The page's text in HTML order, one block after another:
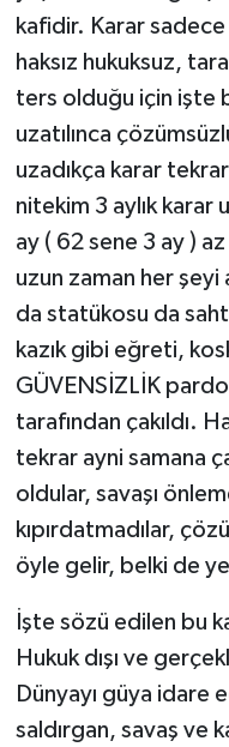
kafidir. Karar sadece
haksız hukuksuz,
ters olduğu için işte
uzatılınca
uzadıkça karar
nitekim 3 aylık karar
ay ( 62 sene 3 ay )
uzun zaman her şeyi
da statükosu da
kazık gibi eğreti,
GÜVENSİZLİK
tarafından çakıldı.
tekrar ayni samana
oldular, savaşı
kıpırdatmadılar,
öyle gelir, belki de
İşte sözü edilen bu
Hukuk dışı ve
Dünyayı güya idare
saldırgan, savaş ve